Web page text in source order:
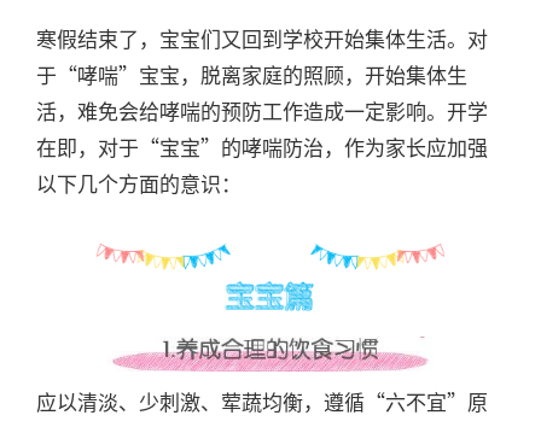
寒假结束了，宝宝们又回到学校开始集体生活。对
于“哮喘”宝宝，脱离家庭的照顾，开始集体生
活，难免会给哮喘的预防工作造成一定影响。开学
在即，对于“宝宝”的哮喘防治，作为家长应加强
以下几个方面的意识：
应以清淡、少刺激、荤蔬均衡，遵循“六不宜”原